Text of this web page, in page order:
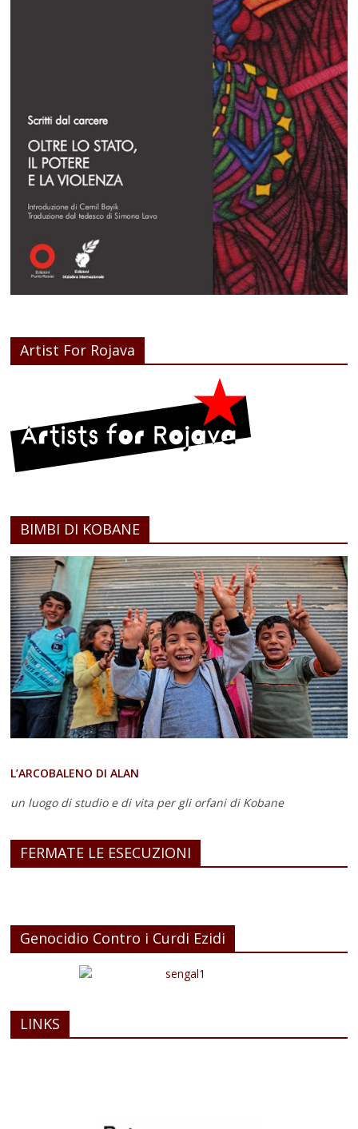
Artist For Rojava
BIMBI DI KOBANE
L’ARCOBALENO DI ALAN
un luogo di studio e di vita per gli orfani di Kobane
FERMATE LE ESECUZIONI
Genocidio Contro i Curdi Ezidi
LINKS